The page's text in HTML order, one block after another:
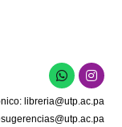
W
h
a
t
s
I
n
s
t
a
libreria@utp.ac.pa